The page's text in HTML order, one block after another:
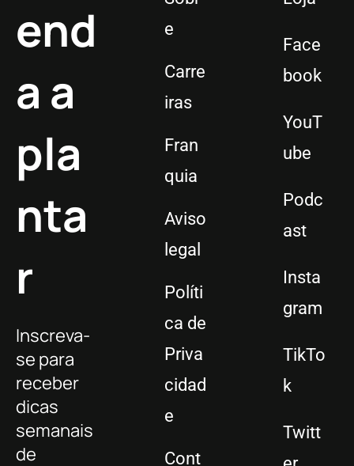
end
a a
pla
nta
r
Inscreva-
se para
receber
dicas
semanais
de
e
Carre
iras
Fran
quia
Aviso
legal
Políti
ca de
Priva
cidad
e
Cont
Face
book
YouT
ube
Podc
ast
Insta
gram
TikTo
k
Twitt